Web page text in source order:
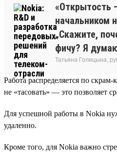
«Открытость
начальником
„Скажите,
фичу? Я
Татьяна Голицына,
Работа распределяется по
не «тасовать» — это позволяет
Для успешной работы в Nokia
удаленно.
Кроме того, для Nokia важно